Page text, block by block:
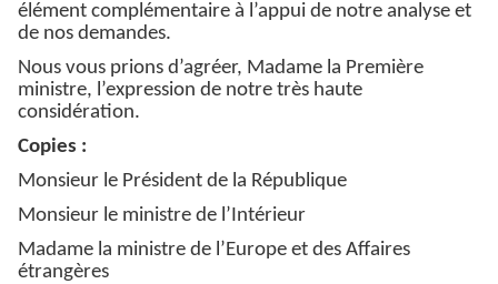
élément complémentaire à l’appui de notre analyse et
de nos demandes.
Nous vous prions d’agréer, Madame la Première
ministre, l’expression de notre très haute
considération.
Copies :
Monsieur le Président de la République
Monsieur le ministre de l’Intérieur
Madame la ministre de l’Europe et des Affaires
étrangères